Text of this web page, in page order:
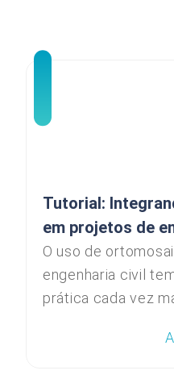
Tutorial:
em projetos de
O uso de
engenharia civil
prática cada vez